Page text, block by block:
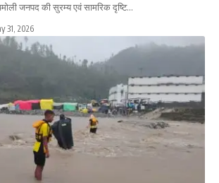
जनपद की सुरम्य एवं सामरिक दृष्टि…
31, 2026